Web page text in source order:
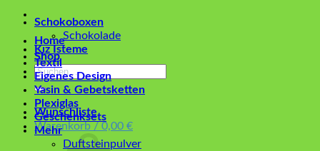
Home
Shop
Suchen
nach:
Wunschliste
Warenkorb / 0,00 €
Schokoboxen
Schokolade
Kız İsteme
Textil
Eigenes Design
Yasin & Gebetsketten
Plexiglas
Geschenksets
Mehr
Duftsteinpulver